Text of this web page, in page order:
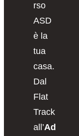
rso
ASD
è la
tua
casa.
Dal
Flat
Track
all’Ad